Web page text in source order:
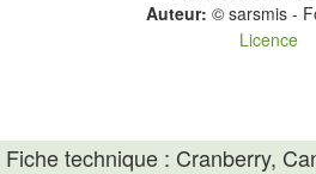
Auteur: © sarsmis -
Licence
Fiche technique : Cranberry,